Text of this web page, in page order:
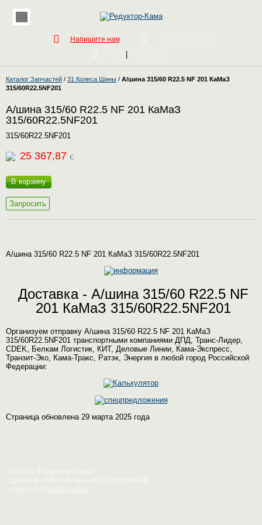
Напишите нам
Каталог Запчастей / 31 Колеса Шины / А/шина 315/60 R22.5 NF 201 КаМаЗ
315/60R22.5NF201
А/шина 315/60 R22.5 NF 201 КаМаЗ
315/60R22.5NF201
315/60R22.5NF201
25 367,87 c
В корзину
Запросить
А/шина 315/60 R22.5 NF 201 КаМаЗ 315/60R22.5NF201
Доставка - А/шина 315/60 R22.5 NF
201 КаМаЗ 315/60R22.5NF201
Организуем отправку А/шина 315/60 R22.5 NF 201 КаМаЗ
315/60R22.5NF201 транспортными компаниями ДПД, Транс-Лидер,
CDEK, Белкам Логистик, КИТ, Деловые Линии, Кама-Экспресс,
Транзит-Эко, Кама-Тракс, Ратэк, Энергия в любой город Российской
Федерации:
Страница обновлена 29 марта 2025 года